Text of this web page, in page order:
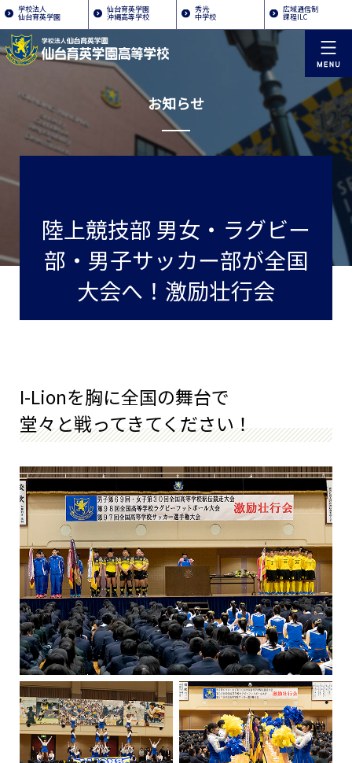
学校法人
仙台育英学園
仙台育英学園
沖縄高等学校
秀光
中学校
広域通信制
課程ILC
お知らせ
陸上競技部 男女・ラグビー
部・男子サッカー部が全国
大会へ！激励壮行会
I-Lionを胸に全国の舞台で
堂々と戦ってきてください！